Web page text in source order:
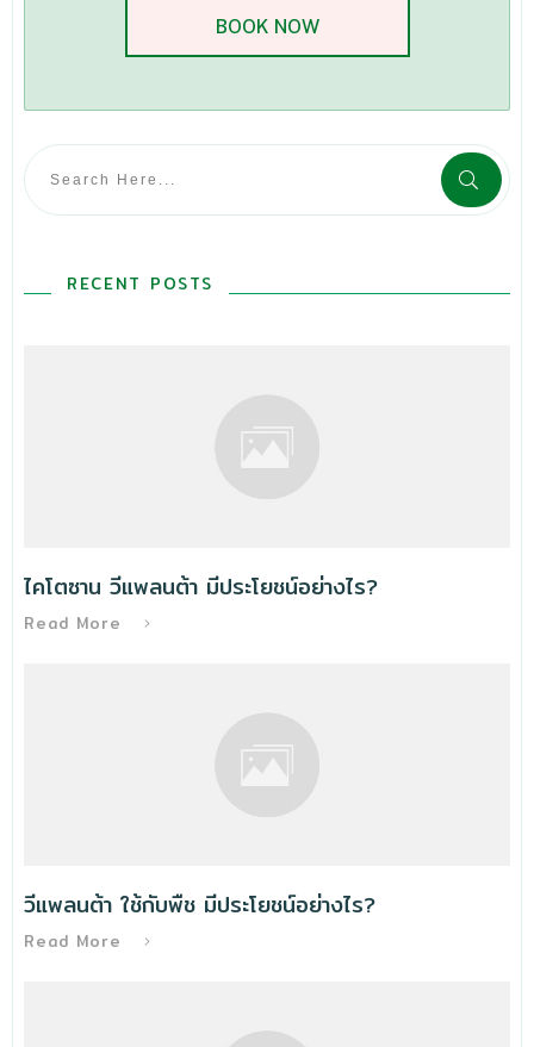
BOOK NOW
RECENT POSTS
ไคโตซาน วีแพลนต้า มีประโยชน์อย่างไร?
Read More
วีแพลนต้า ใช้กับพืช มีประโยชน์อย่างไร?
Read More